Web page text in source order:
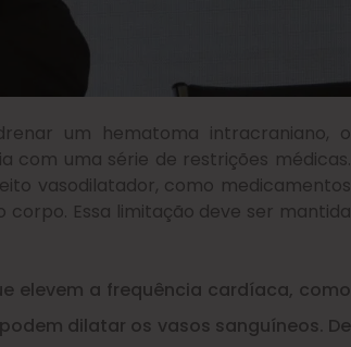
um hematoma intracraniano, o
com uma série de restrições médicas.
vasodilatador, como medicamentos
Essa limitação deve ser mantida
elevem a frequência cardíaca, como
dilatar os vasos sanguíneos. De